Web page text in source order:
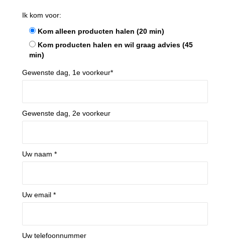
Ik kom voor:
Kom alleen producten halen (20 min)
Kom producten halen en wil graag advies (45
min)
Gewenste dag, 1e voorkeur*
Gewenste dag, 2e voorkeur
Uw naam *
Uw email *
Uw telefoonnummer